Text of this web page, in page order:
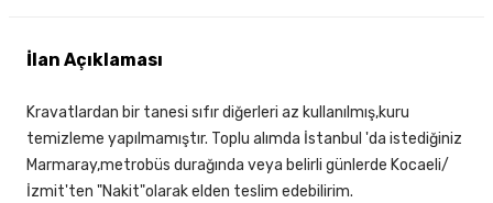
İlan Açıklaması
Kravatlardan bir tanesi sıfır diğerleri az kullanılmış,kuru
temizleme yapılmamıştır. Toplu alımda İstanbul 'da istediğiniz
Marmaray,metrobüs durağında veya belirli günlerde Kocaeli/
İzmit'ten "Nakit"olarak elden teslim edebilirim.